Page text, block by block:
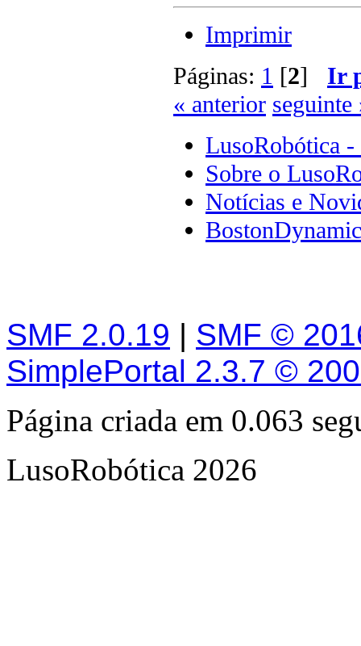
Imprimir
Páginas: 1 [2] Ir
« anterior seguinte
LusoRobótica -
Sobre o
Notícias e
SMF 2.0.19 | SMF ©
SimplePortal 2.3.7 ©
Página criada em 0.063
LusoRobótica 2026